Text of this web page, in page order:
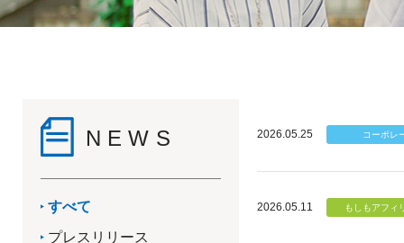
NEWS
すべて
プレスリリース
2026.05.25
2026.05.11